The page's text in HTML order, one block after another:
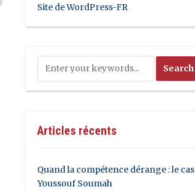
Site de WordPress-FR
Articles récents
Quand la compétence dérange : le cas
Youssouf Soumah